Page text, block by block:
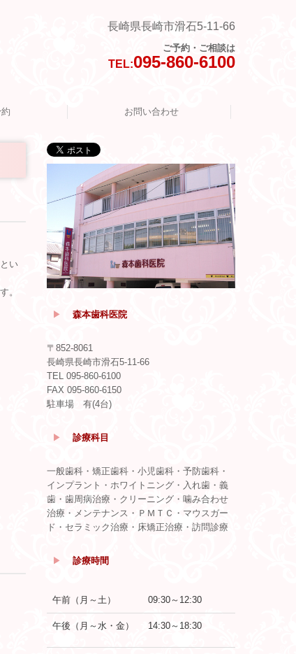
長崎県長崎市滑石5-11-66
ご予約・ご相談は
TEL:095-860-6100
お問い合わせ
い
。
▶ 森本歯科医院
〒852-8061
長崎県長崎市滑石5-11-66
TEL 095-860-6100
FAX 095-860-6150
駐車場 有(4台)
▶ 診療科目
一般歯科・矯正歯科・小児歯科・予防歯科・
インプラント・ホワイトニング・入れ歯・義
歯・歯周病治療・クリーニング・噛み合わせ
治療・メンテナンス・ＰＭＴＣ・マウスガー
ド・セラミック治療・床矯正治療・訪問診療
▶ 診療時間
午前（月～土） 09:30～12:30
午後（月～水・金） 14:30～18:30